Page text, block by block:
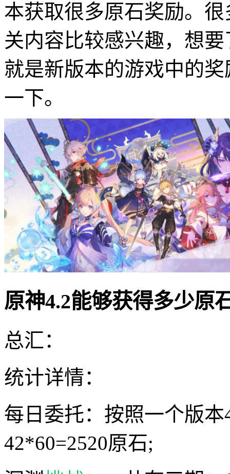
本获取很多原石奖励。
关内容比较感兴趣，想
就是新版本的游戏中的
一下。
原神4.2能够获得多少原
总汇：
统计详情：
每日委托：按照一个版
42*60=2520原石;